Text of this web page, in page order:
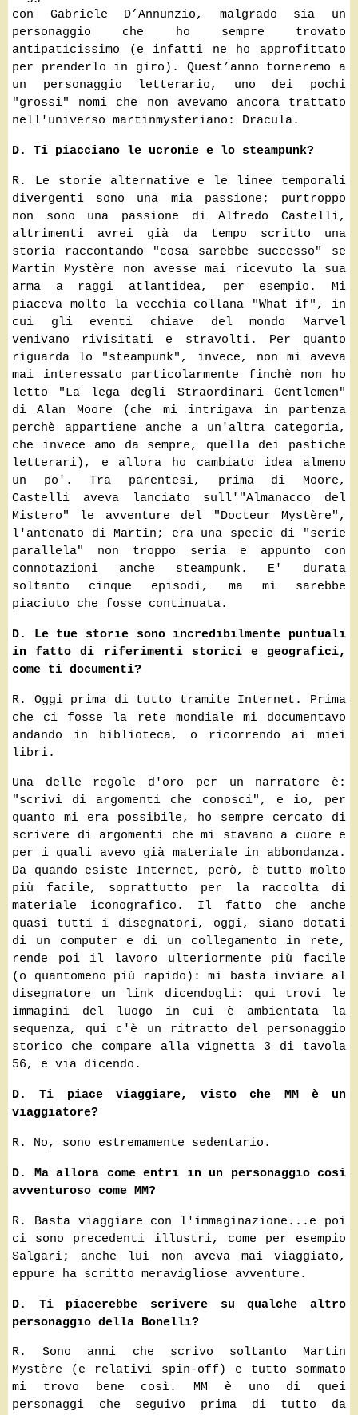
con Gabriele D’Annunzio, malgrado sia un
personaggio che ho sempre trovato
antipaticissimo (e infatti ne ho approfittato
per prenderlo in giro). Quest’anno torneremo a
un personaggio letterario, uno dei pochi
"grossi" nomi che non avevamo ancora trattato
nell'universo martinmysteriano: Dracula.
D. Ti piacciano le ucronie e lo steampunk?
R. Le storie alternative e le linee temporali
divergenti sono una mia passione; purtroppo
non sono una passione di Alfredo Castelli,
altrimenti avrei già da tempo scritto una
storia raccontando "cosa sarebbe successo" se
Martin Mystère non avesse mai ricevuto la sua
arma a raggi atlantidea, per esempio. Mi
piaceva molto la vecchia collana "What if", in
cui gli eventi chiave del mondo Marvel
venivano rivisitati e stravolti. Per quanto
riguarda lo "steampunk", invece, non mi aveva
mai interessato particolarmente finchè non ho
letto "La lega degli Straordinari Gentlemen"
di Alan Moore (che mi intrigava in partenza
perchè appartiene anche a un'altra categoria,
che invece amo da sempre, quella dei pastiche
letterari), e allora ho cambiato idea almeno
un po'. Tra parentesi, prima di Moore,
Castelli aveva lanciato sull'"Almanacco del
Mistero" le avventure del "Docteur Mystère",
l'antenato di Martin; era una specie di "serie
parallela" non troppo seria e appunto con
connotazioni anche steampunk. E' durata
soltanto cinque episodi, ma mi sarebbe
piaciuto che fosse continuata.
D. Le tue storie sono incredibilmente puntuali
in fatto di riferimenti storici e geografici,
come ti documenti?
R. Oggi prima di tutto tramite Internet. Prima
che ci fosse la rete mondiale mi documentavo
andando in biblioteca, o ricorrendo ai miei
libri.
Una delle regole d'oro per un narratore è:
"scrivi di argomenti che conosci", e io, per
quanto mi era possibile, ho sempre cercato di
scrivere di argomenti che mi stavano a cuore e
per i quali avevo già materiale in abbondanza.
Da quando esiste Internet, però, è tutto molto
più facile, soprattutto per la raccolta di
materiale iconografico. Il fatto che anche
quasi tutti i disegnatori, oggi, siano dotati
di un computer e di un collegamento in rete,
rende poi il lavoro ulteriormente più facile
(o quantomeno più rapido): mi basta inviare al
disegnatore un link dicendogli: qui trovi le
immagini del luogo in cui è ambientata la
sequenza, qui c'è un ritratto del personaggio
storico che compare alla vignetta 3 di tavola
56, e via dicendo.
D. Ti piace viaggiare, visto che MM è un
viaggiatore?
R. No, sono estremamente sedentario.
D. Ma allora come entri in un personaggio così
avventuroso come MM?
R. Basta viaggiare con l'immaginazione...e poi
ci sono precedenti illustri, come per esempio
Salgari; anche lui non aveva mai viaggiato,
eppure ha scritto meravigliose avventure.
D. Ti piacerebbe scrivere su qualche altro
personaggio della Bonelli?
R. Sono anni che scrivo soltanto Martin
Mystère (e relativi spin-off) e tutto sommato
mi trovo bene così. MM è uno di quei
personaggi che seguivo prima di tutto da